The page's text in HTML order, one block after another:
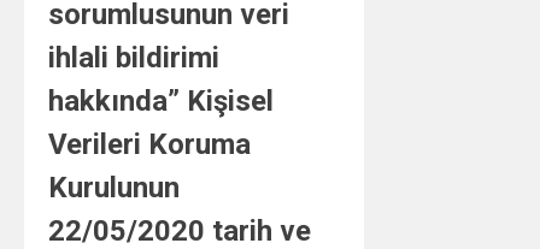
sorumlusunun veri
ihlali bildirimi
hakkında” Kişisel
Verileri Koruma
Kurulunun
22/05/2020 tarih ve